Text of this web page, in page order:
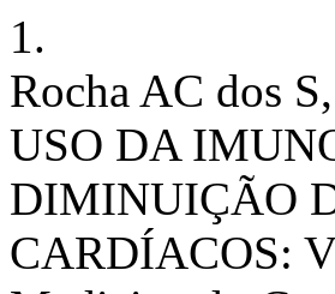
1.
Rocha AC dos
USO DA
DIMINUIÇÃO
CARDÍACOS: